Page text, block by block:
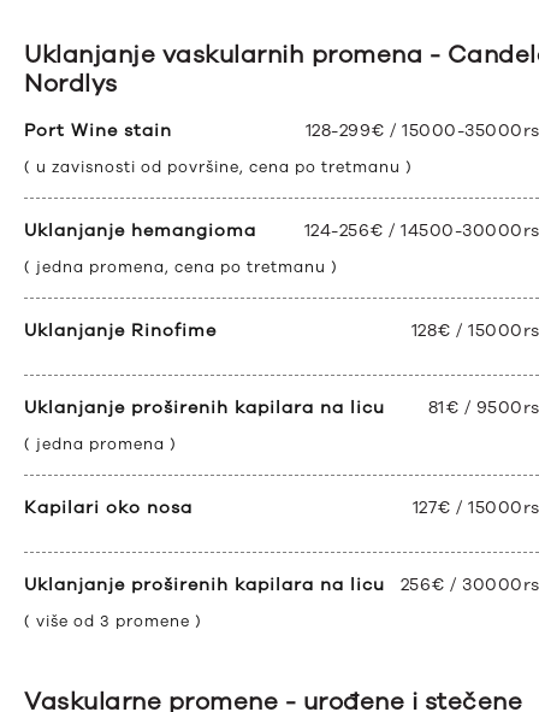
Uklanjanje vaskularnih promena -
Nordlys
Port Wine stain 128-299€ / 15000-
( u zavisnosti od površine, cena po tretmanu )
Uklanjanje hemangioma 124-256€ / 14500-
( jedna promena, cena po tretmanu )
Uklanjanje Rinofime 128€ /
Uklanjanje proširenih kapilara na licu 81€ /
( jedna promena )
Kapilari oko nosa 127€ /
Uklanjanje proširenih kapilara na licu 256€ /
( više od 3 promene )
Vaskularne promene - urođene i stečene